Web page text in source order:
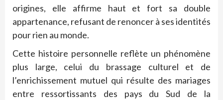
origines, elle affirme haut et fort sa double
appartenance, refusant de renoncer à ses identités
pour rien au monde.
Cette histoire personnelle reflète un phénomène
plus large, celui du brassage culturel et de
l’enrichissement mutuel qui résulte des mariages
entre ressortissants des pays du Sud de la